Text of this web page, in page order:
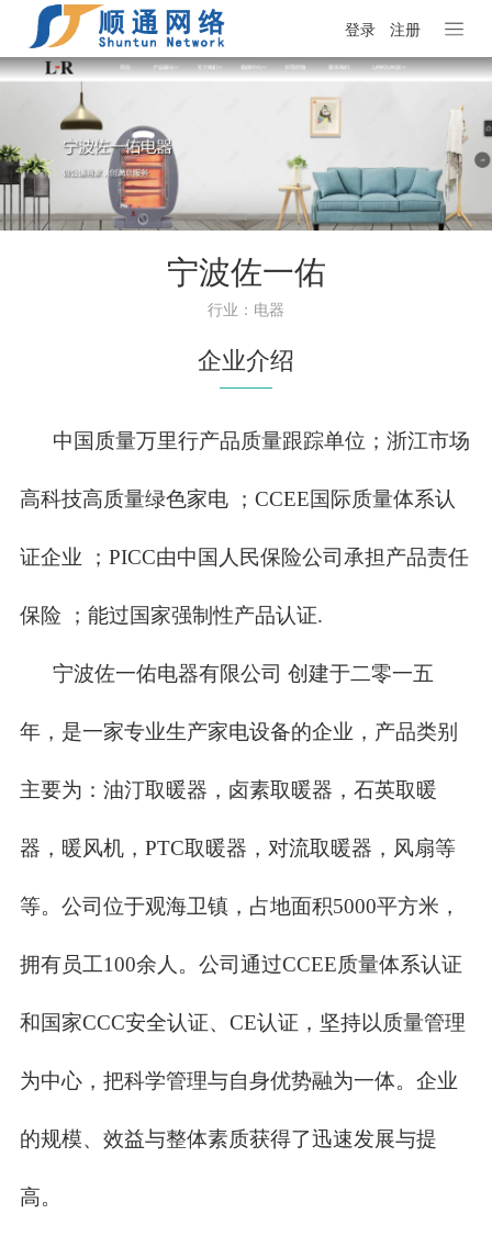
登录 注册
宁波佐一佑
行业：电器
企业介绍
中国质量万里行产品质量跟踪单位；浙江市场
高科技高质量绿色家电 ；CCEE国际质量体系认
证企业 ；PICC由中国人民保险公司承担产品责任
保险 ；能过国家强制性产品认证.
宁波佐一佑电器有限公司 创建于二零一五
年，是一家专业生产家电设备的企业，产品类别
主要为：油汀取暖器，卤素取暖器，石英取暖
器，暖风机，PTC取暖器，对流取暖器，风扇等
等。公司位于观海卫镇，占地面积5000平方米，
拥有员工100余人。公司通过CCEE质量体系认证
和国家CCC安全认证、CE认证，坚持以质量管理
为中心，把科学管理与自身优势融为一体。企业
的规模、效益与整体素质获得了迅速发展与提
高。